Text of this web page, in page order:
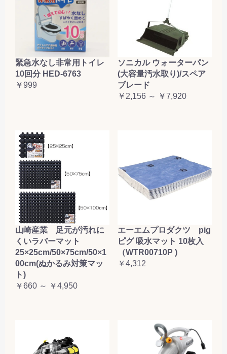
緊急水なし非常用トイレ
10回分 HED-6763
￥999
ソニカル ウォーターパン
(大容量汚水取り)/スペア
ブレード
￥2,156 ～ ￥7,920
山崎産業 足元が汚れに
くいラバーマット
25×25cm/50×75cm/50×1
00cm(ぬかるみ対策マッ
ト)
￥660 ～ ￥4,950
エーエムプロダクツ pig
ピグ 吸水マット 10枚入
（WTR00710P )
￥4,312